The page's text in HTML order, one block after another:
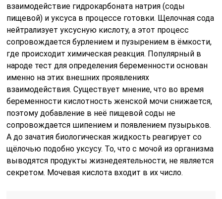
взаимодействие гидрокарбоната натрия (соды
пищевой) и уксуса в процессе готовки. Щелочная сода
нейтрализует уксусную кислоту, а этот процесс
сопровождается бурлением и пузырением в ёмкости,
где происходит химическая реакция. Популярный в
народе тест для определения беременности основан
именно на этих внешних проявлениях
взаимодействия. Существует мнение, что во время
беременности кислотность женской мочи снижается,
поэтому добавление в неё пищевой соды не
сопровождается шипением и появлением пузырьков.
А до зачатия биологическая жидкость реагирует со
щёлочью подобно уксусу. То, что с мочой из организма
выводятся продукты жизнедеятельности, не является
секретом. Мочевая кислота входит в их число.